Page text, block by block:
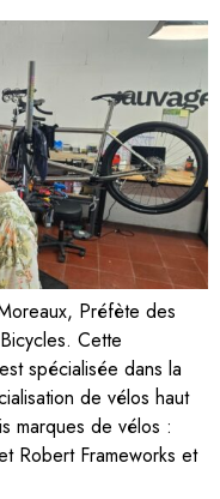
Préfète des
Cette
spécialisée dans la
de vélos haut
marques de vélos :
Robert Frameworks et